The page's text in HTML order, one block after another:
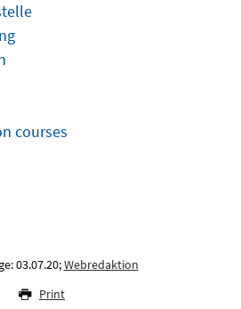
courses
03.07.20;Webredaktion
Print